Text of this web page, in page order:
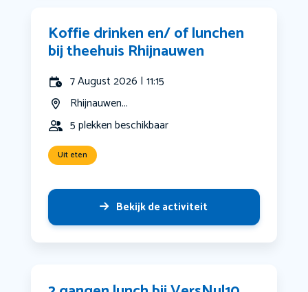
Koffie drinken en/ of lunchen
bij theehuis Rhijnauwen
7 August 2026 | 11:15
Rhijnauwen...
5 plekken beschikbaar
Uit eten
Bekijk de activiteit